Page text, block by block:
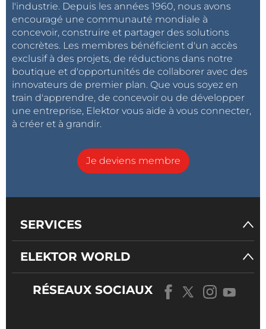
l'industrie. Depuis les années 1960, nous avons
encouragé une communauté mondiale à
concevoir, construire et partager des solutions
concrètes. Les membres bénéficient d'un accès
exclusif à des projets, de réductions dans notre
boutique et d'opportunités de collaborer avec des
innovateurs de premier plan. Que vous soyez en
train d'apprendre, de concevoir ou de développer
une entreprise, Elektor vous aide à vous connecter,
à créer et à grandir.
Je deviens membre
SERVICES
ELEKTOR WORLD
RÉSEAUX SOCIAUX